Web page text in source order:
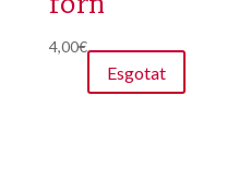
4,00€
Esgotat